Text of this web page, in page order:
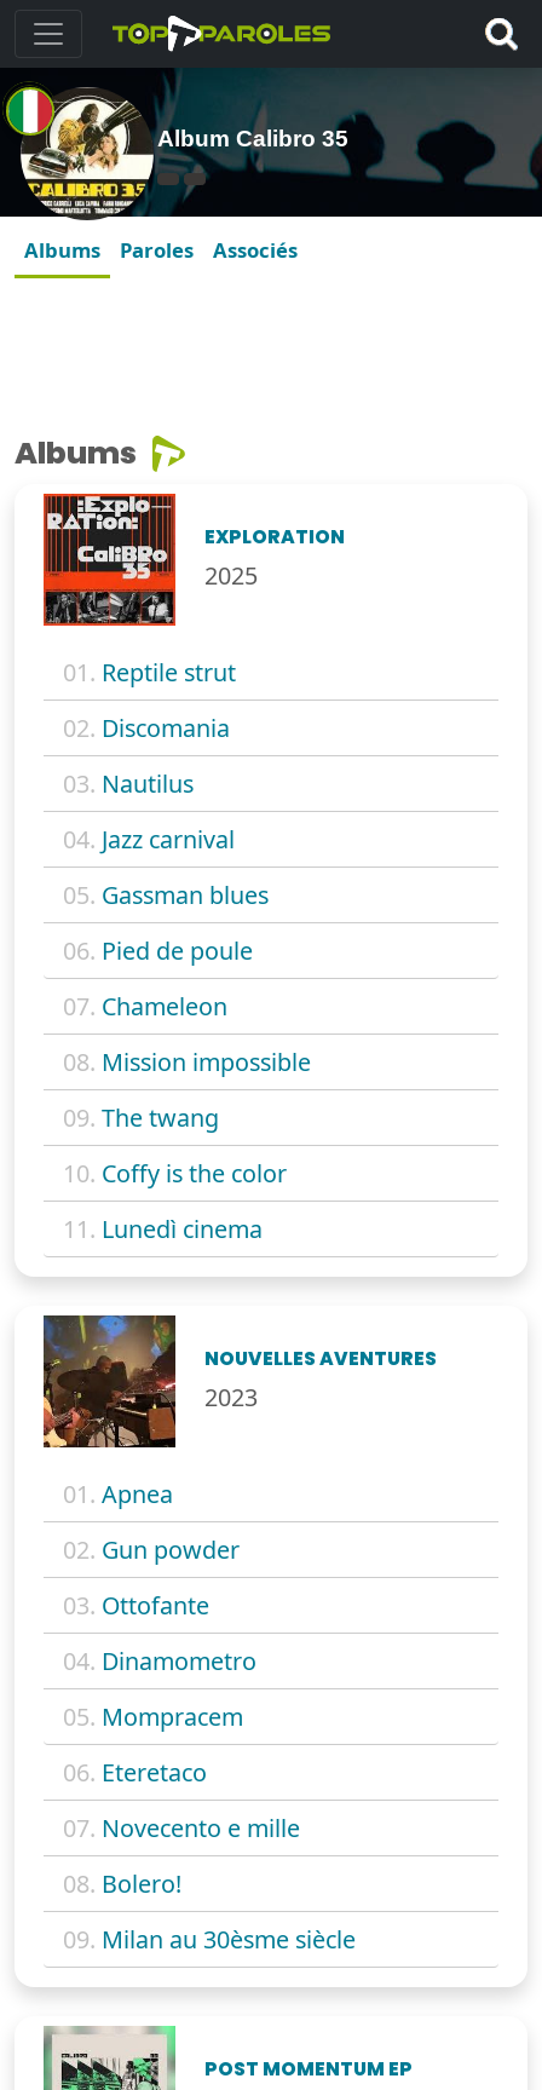
Album Calibro 35
Albums Paroles Associés
Albums
EXPLORATION
2025
01. Reptile strut
02. Discomania
03. Nautilus
04. Jazz carnival
05. Gassman blues
06. Pied de poule
07. Chameleon
08. Mission impossible
09. The twang
10. Coffy is the color
11. Lunedì cinema
NOUVELLES AVENTURES
2023
01. Apnea
02. Gun powder
03. Ottofante
04. Dinamometro
05. Mompracem
06. Eteretaco
07. Novecento e mille
08. Bolero!
09. Milan au 30èsme siècle
POST MOMENTUM EP